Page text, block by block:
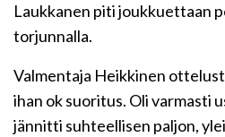
Laukkanen piti joukkuettaan
torjunnalla.
Valmentaja Heikkinen
ihan ok suoritus. Oli varmasti
jännitti suhteellisen paljon,